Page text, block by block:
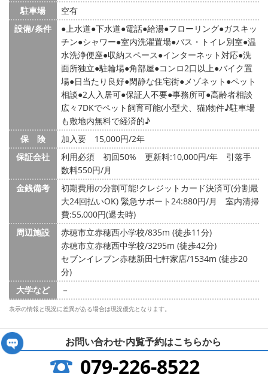
駐車場
空有
設備/条件
上水道 下水道 電話 給湯 フローリング ガスキッ
チン シャワー 室内洗濯置場 バス・トイレ別室 温
水洗浄便座 収納スペース インターネット対応 洗
面所独立 駐輪場 角部屋 コンロ2口以上 バイク置
場 日当たり良好 閑静な住宅街 メゾネット ペット
相談 2人入居可 保証人不要 事務所可 高齢者相談
広々7DKでペット飼育可能(小型犬、猫)物件♪駐車場
も敷地内無料で経済的♪
保 険
加入要 15,000円/2年
保証会社
利用必須 初回50% 更新料:10,000円/年 引落手
数料550円/月
金銭備考
初期費用の分割可能!クレジットカード決済可(分割最
大24回払いOK) 緊急サポート24:880円/月 室内清掃
費:55,000円(退去時)
周辺施設
赤穂市立赤穂西小学校/835m (徒歩11分)
赤穂市立赤穂西中学校/3295m (徒歩42分)
セブンイレブン赤穂新田七軒家店/1534m (徒歩20
分)
大学など
－
表示の情報と現況に差異がある場合は現況優先となります。
お問い合わせ·内覧予約はこちらから
079-226-8522